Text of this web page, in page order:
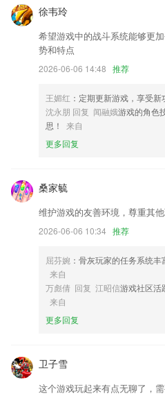
6.500ms 低延迟、高清画质，多平台
星星娱乐游戏下载更新了什
应用详情页处理
通知中心消息跳转优化
★图片视频水印添加
增加需求功能。
修复了部分用户手机微信登录出错的问
以上就是星星娱乐游戏下载的介绍，
商店进行打分评论，说出您的使用经
化修改。
徐韦玲
希望游戏中的战斗系统能够更
势和特点
2026-06-06 14:48 推荐
王媚红 ：定期更新游戏，享受新
沈永朋 回复 闻融娥游戏的角色
思！
来自
更多回复
桑家毓
维护游戏的友善环境，尊重其
2026-06-06 10:34 推荐
屈芬婉 ：骨灰玩家的任务系统丰
来自
万彪倩 回复 江昭信游戏社区活
来自
更多回复
卫子雪
这个游戏玩起来有点无聊了，